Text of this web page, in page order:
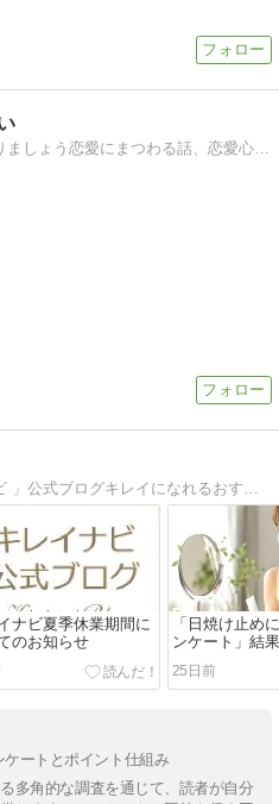
心と体をケアして綺麗になりましょう恋愛にまつわる話、恋愛心理、エイジングケアなど、女子力アップのブログです。
美容情報サイト「キレイナビ 」公式ブログキレイになれるおすすめアイテム、キレイナビの最新ニュースなどをお届け致します！
ナビ夏季休業期間に
のお知らせ
「日焼け止め
ンケート」結
25日前
ケートとポイント仕組み
多角的な調査を通じて、読者が自分